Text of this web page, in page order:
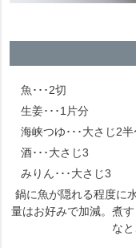
魚･･･2切
生姜･･･1片分
海峡つゆ･･･大さじ2半
酒･･･大さじ3
みりん･･･大さじ3
鍋に魚が隠れる程度に
量はお好みで加減。煮
な